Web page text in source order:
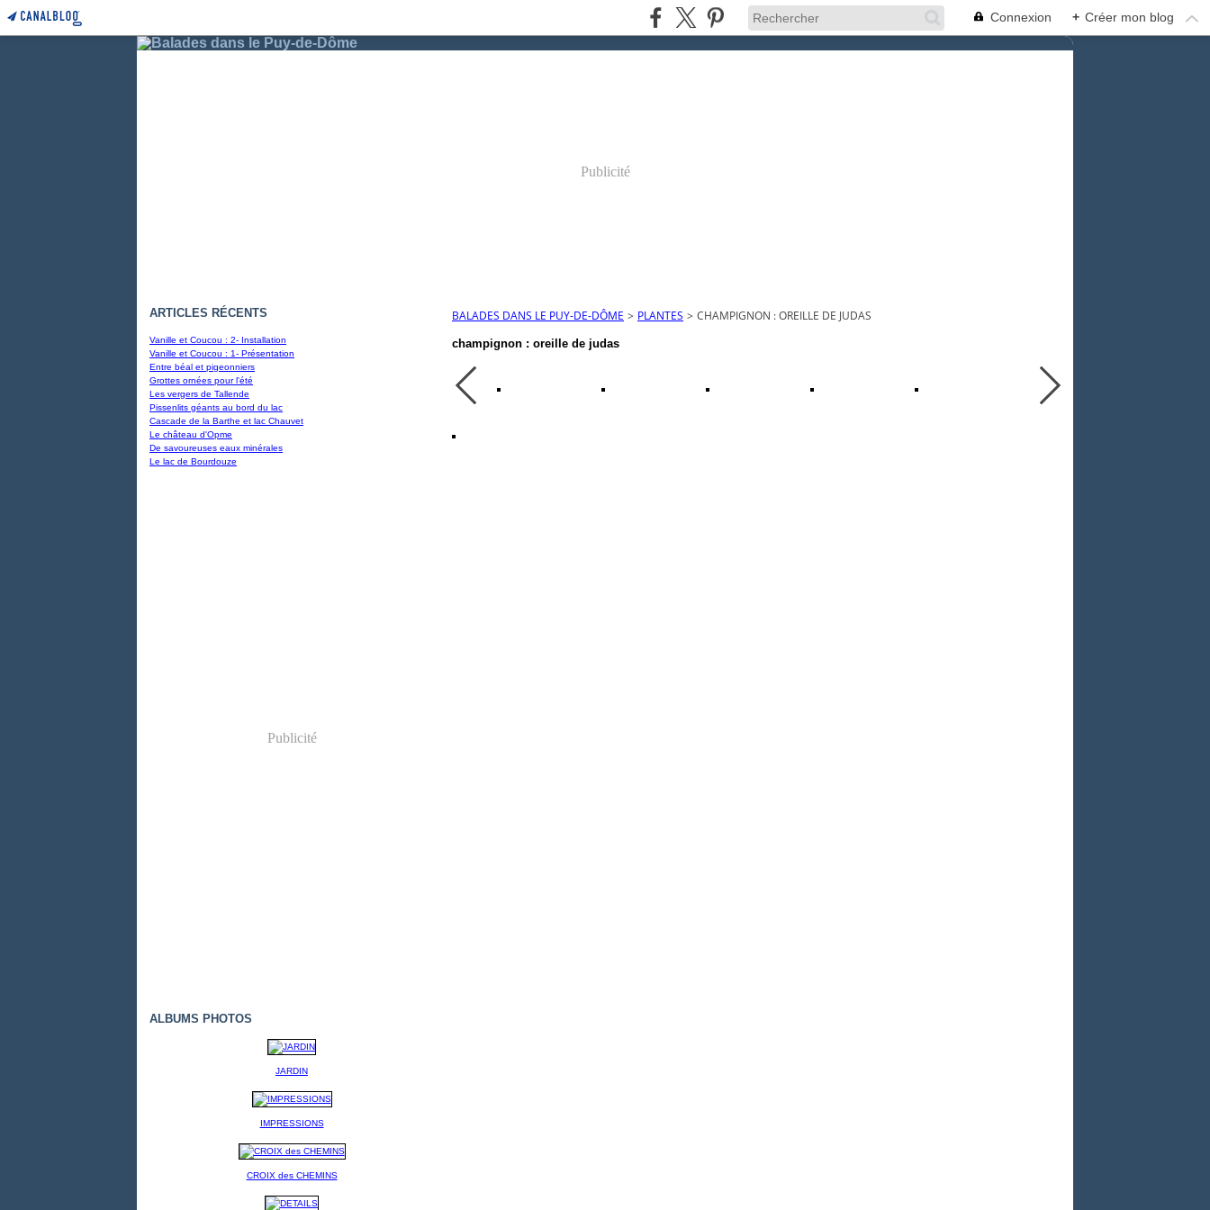
Connexion + Créer mon blog
Publicité
ARTICLES RÉCENTS
Vanille et Coucou : 2- Installation
Vanille et Coucou : 1- Présentation
Entre béal et pigeonniers
Grottes ornées pour l'été
Les vergers de Tallende
Pissenlits géants au bord du lac
Cascade de la Barthe et lac Chauvet
Le château d'Opme
De savoureuses eaux minérales
Le lac de Bourdouze
Publicité
ALBUMS PHOTOS
JARDIN
IMPRESSIONS
CROIX des CHEMINS
BALADES DANS LE PUY-DE-DÔME > PLANTES > CHAMPIGNON : OREILLE DE JUDAS
champignon : oreille de judas